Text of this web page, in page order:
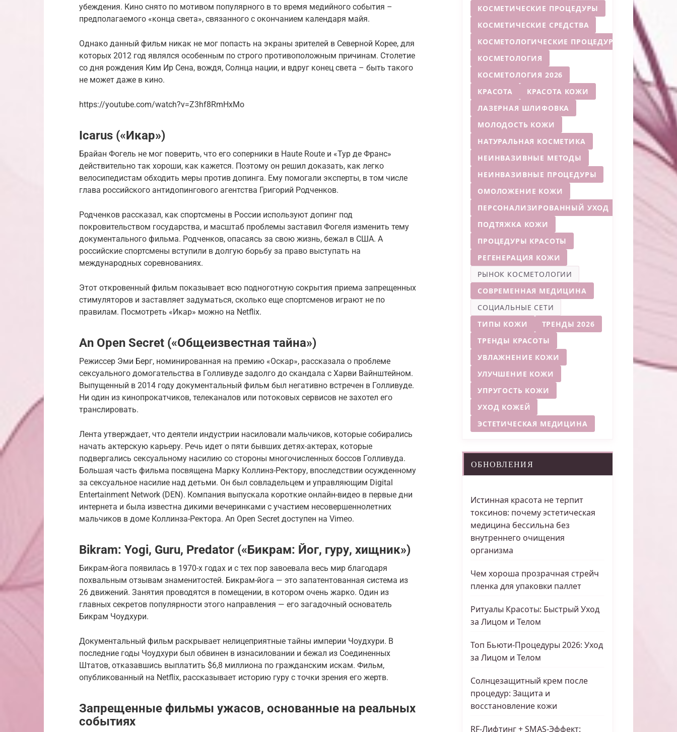
убеждения. Кино снято по мотивом популярного в то время медийного события –
предполагаемого «конца света», связанного с окончанием календаря майя.
Однако данный фильм никак не мог попасть на экраны зрителей в Северной Корее, для
которых 2012 год являлся особенным по строго противоположным причинам. Столетие
со дня рождения Ким Ир Сена, вождя, Солнца нации, и вдруг конец света – быть такого
не может даже в кино.
https://youtube.com/watch?v=Z3hf8RmHxMo
Icarus («Икар»)
Брайан Фогель не мог поверить, что его соперники в Haute Route и «Тур де Франс»
действительно так хороши, как кажется. Поэтому он решил доказать, как легко
велосипедистам обходить меры против допинга. Ему помогали эксперты, в том числе
глава российского антидопингового агентства Григорий Родченков.
Родченков рассказал, как спортсмены в России используют допинг под
покровительством государства, и масштаб проблемы заставил Фогеля изменить тему
документального фильма. Родченков, опасаясь за свою жизнь, бежал в США. А
российские спортсмены вступили в долгую борьбу за право выступать на
международных соревнованиях.
Этот откровенный фильм показывает всю подноготную сокрытия приема запрещенных
стимуляторов и заставляет задуматься, сколько еще спортсменов играют не по
правилам. Посмотреть «Икар» можно на Netflix.
An Open Secret («Общеизвестная тайна»)
Режиссер Эми Берг, номинированная на премию «Оскар», рассказала о проблеме
сексуального домогательства в Голливуде задолго до скандала с Харви Вайнштейном.
Выпущенный в 2014 году документальный фильм был негативно встречен в Голливуде.
Ни один из кинопрокатчиков, телеканалов или потоковых сервисов не захотел его
транслировать.
Лента утверждает, что деятели индустрии насиловали мальчиков, которые собирались
начать актерскую карьеру. Речь идет о пяти бывших детях-актерах, которые
подвергались сексуальному насилию со стороны многочисленных боссов Голливуда.
Большая часть фильма посвящена Марку Коллинз-Ректору, впоследствии осужденному
за сексуальное насилие над детьми. Он был совладельцем и управляющим Digital
Entertainment Network (DEN). Компания выпускала короткие онлайн-видео в первые дни
интернета и была известна дикими вечеринками с участием несовершеннолетних
мальчиков в доме Коллинза-Ректора. An Open Secret доступен на Vimeo.
Bikram: Yogi, Guru, Predator («Бикрам: Йог, гуру, хищник»)
Бикрам-йога появилась в 1970-х годах и с тех пор завоевала весь мир благодаря
похвальным отзывам знаменитостей. Бикрам-йога — это запатентованная система из
26 движений. Занятия проводятся в помещении, в котором очень жарко. Один из
главных секретов популярности этого направления — его загадочный основатель
Бикрам Чоудхури.
Документальный фильм раскрывает нелицеприятные тайны империи Чоудхури. В
последние годы Чоудхури был обвинен в изнасиловании и бежал из Соединенных
Штатов, отказавшись выплатить $6,8 миллиона по гражданским искам. Фильм,
опубликованный на Netflix, рассказывает историю гуру с точки зрения его жертв.
Запрещенные фильмы ужасов, основанные на реальных
событиях
КОСМЕТИЧЕСКИЕ ПРОЦЕДУРЫ
КОСМЕТИЧЕСКИЕ СРЕДСТВА
КОСМЕТОЛОГИЧЕСКИЕ ПРОЦЕДУРЫ
КОСМЕТОЛОГИЯ
КОСМЕТОЛОГИЯ 2026
КРАСОТА
КРАСОТА КОЖИ
ЛАЗЕРНАЯ ШЛИФОВКА
МОЛОДОСТЬ КОЖИ
НАТУРАЛЬНАЯ КОСМЕТИКА
НЕИНВАЗИВНЫЕ МЕТОДЫ
НЕИНВАЗИВНЫЕ ПРОЦЕДУРЫ
ОМОЛОЖЕНИЕ КОЖИ
ПЕРСОНАЛИЗИРОВАННЫЙ УХОД
ПОДТЯЖКА КОЖИ
ПРОЦЕДУРЫ КРАСОТЫ
РЕГЕНЕРАЦИЯ КОЖИ
РЫНОК КОСМЕТОЛОГИИ
СОВРЕМЕННАЯ МЕДИЦИНА
СОЦИАЛЬНЫЕ СЕТИ
ТИПЫ КОЖИ
ТРЕНДЫ 2026
ТРЕНДЫ КРАСОТЫ
УВЛАЖНЕНИЕ КОЖИ
УЛУЧШЕНИЕ КОЖИ
УПРУГОСТЬ КОЖИ
УХОД КОЖЕЙ
ЭСТЕТИЧЕСКАЯ МЕДИЦИНА
ОБНОВЛЕНИЯ
Истинная красота не терпит
токсинов: почему эстетическая
медицина бессильна без
внутреннего очищения
организма
Чем хороша прозрачная стрейч
пленка для упаковки паллет
Ритуалы Красоты: Быстрый Уход
за Лицом и Телом
Топ Бьюти-Процедуры 2026: Уход
за Лицом и Телом
Солнцезащитный крем после
процедур: Защита и
восстановление кожи
RF-Лифтинг + SMAS-Эффект: